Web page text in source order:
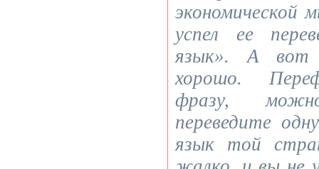
экономической
успел ее
язык». А вот
хорошо.
фразу,
переведите
язык той